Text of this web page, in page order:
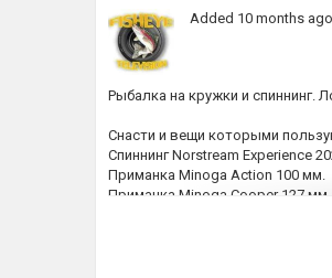
Added 10 months ago
Рыбалка на кружки и спиннинг.
Снасти и вещи которыми
Спиннинг Norstream Experience
Приманка Minoga Action 100 мм.
Приманка Minoga Cooper 127 мм.